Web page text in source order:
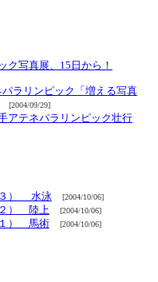
ク写真展、15日から！
ラリンピック「増える写真
[2004/09/29]
アテネパラリンピック壮行
） 水泳
[2004/10/06]
） 陸上 [2004/10/06]
） 馬術 [2004/10/06]